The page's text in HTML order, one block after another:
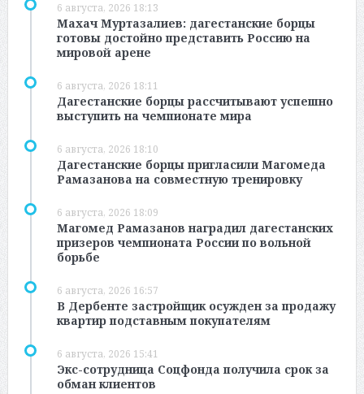
6 августа, 2026 18:13
Махач Муртазалиев: дагестанские борцы
готовы достойно представить Россию на
мировой арене
6 августа, 2026 18:11
Дагестанские борцы рассчитывают успешно
выступить на чемпионате мира
6 августа, 2026 18:10
Дагестанские борцы пригласили Магомеда
Рамазанова на совместную тренировку
6 августа, 2026 18:09
Магомед Рамазанов наградил дагестанских
призеров чемпионата России по вольной
борьбе
6 августа, 2026 16:57
В Дербенте застройщик осужден за продажу
квартир подставным покупателям
6 августа, 2026 15:41
Экс-сотрудница Соцфонда получила срок за
обман клиентов